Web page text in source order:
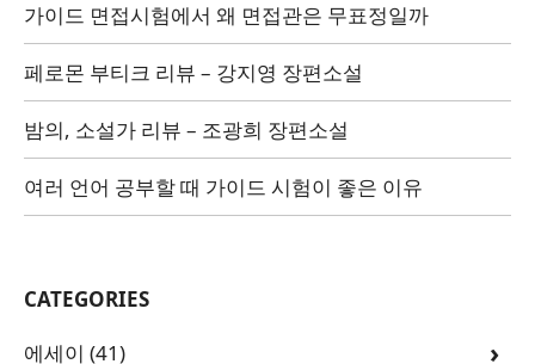
가이드 면접시험에서 왜 면접관은 무표정일까
페로몬 부티크 리뷰 – 강지영 장편소설
밤의, 소설가 리뷰 – 조광희 장편소설
여러 언어 공부할 때 가이드 시험이 좋은 이유
CATEGORIES
에세이 (41)